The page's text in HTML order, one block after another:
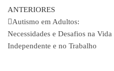
ANTERIORES
Autismo em Adultos:
Necessidades e Desafios na Vida
Independente e no Trabalho